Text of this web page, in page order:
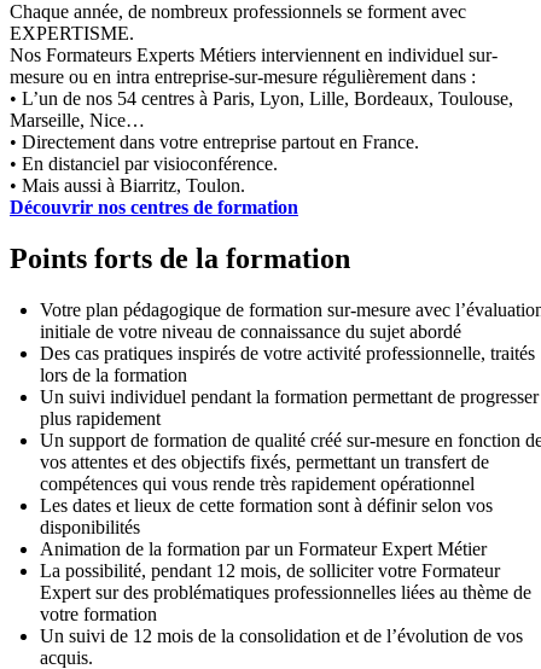
Chaque année, de nombreux professionnels se forment avec
EXPERTISME.
Nos Formateurs Experts Métiers interviennent en individuel sur-
mesure ou en intra entreprise-sur-mesure régulièrement dans :
• L’un de nos 54 centres à Paris, Lyon, Lille, Bordeaux, Toulouse,
Marseille, Nice…
• Directement dans votre entreprise partout en France.
• En distanciel par visioconférence.
• Mais aussi à Biarritz, Toulon.
Découvrir nos centres de formation
Points forts de la formation
Votre plan pédagogique de formation sur-mesure avec
initiale de votre niveau de connaissance du sujet abordé
Des cas pratiques inspirés de votre activité professionnelle, traités
lors de la formation
Un suivi individuel pendant la formation permettant de progresser
plus rapidement
Un support de formation de qualité créé sur-mesure en fonction
vos attentes et des objectifs fixés, permettant un transfert de
compétences qui vous rende très rapidement opérationnel
Les dates et lieux de cette formation sont à définir selon vos
disponibilités
Animation de la formation par un Formateur Expert Métier
La possibilité, pendant 12 mois, de solliciter votre Formateur
Expert sur des problématiques professionnelles liées au thème de
votre formation
Un suivi de 12 mois de la consolidation et de l’évolution de vos
acquis.